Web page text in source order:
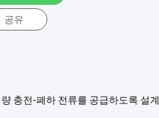
공유
충전-폐하 전류를 공급하도록 설계